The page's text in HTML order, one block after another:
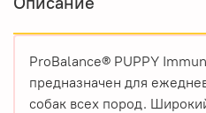
ProBalance® PUPPY
предназначен для
собак всех пород.